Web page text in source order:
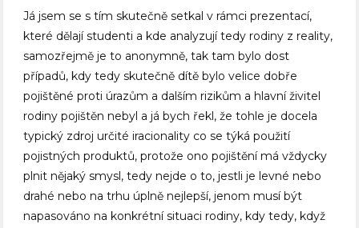
Já jsem se s tím skutečně setkal v rámci prezentací,
které dělají studenti a kde analyzují tedy rodiny z reality,
samozřejmě je to anonymně, tak tam bylo dost
případů, kdy tedy skutečně dítě bylo velice dobře
pojištěné proti úrazům a dalším rizikům a hlavní živitel
rodiny pojištěn nebyl a já bych řekl, že tohle je docela
typický zdroj určité iracionality co se týká použití
pojistných produktů, protože ono pojištění má vždycky
plnit nějaký smysl, tedy nejde o to, jestli je levné nebo
drahé nebo na trhu úplně nejlepší, jenom musí být
napasováno na konkrétní situaci rodiny, kdy tedy, když